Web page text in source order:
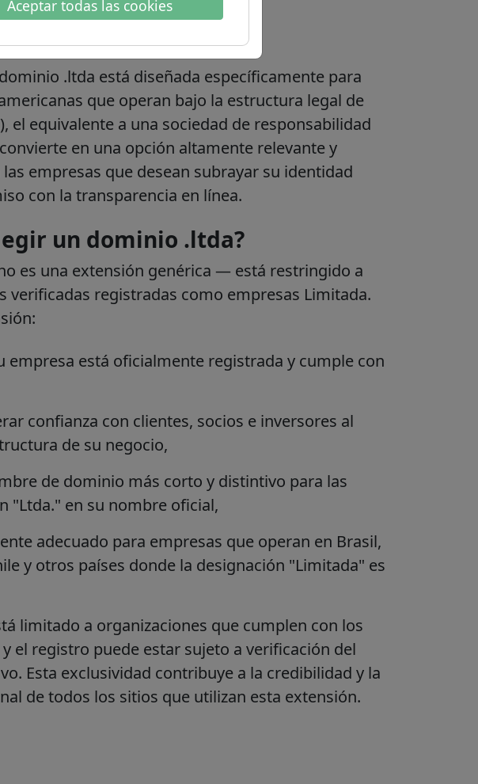
Aceptar todas las cookies
del dominio
.ltda está diseñada específicamente para
que operan bajo la estructura legal de
el equivalente a una sociedad de responsabilidad
en una opción altamente relevante y
empresas que desean subrayar su identidad
con la transparencia en línea.
un dominio .ltda?
es una extensión genérica — está restringido a
verificadas registradas como empresas Limitada.
empresa está oficialmente registrada y cumple con
confianza con clientes, socios e inversores al
de su negocio,
de dominio más corto y distintivo para las
"Ltda." en su nombre oficial,
adecuado para empresas que operan en Brasil,
y otros países donde la designación "Limitada" es
limitado a organizaciones que cumplen con los
el registro puede estar sujeto a verificación del
Esta exclusividad contribuye a la credibilidad y la
de todos los sitios que utilizan esta extensión.